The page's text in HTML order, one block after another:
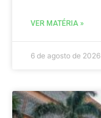
VER MATÉRIA »
6 de agosto de 2026